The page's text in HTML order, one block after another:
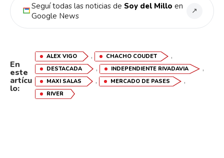
Seguí todas las noticias de Soy del Millo en
Google News
↗
En
este
artícu
lo:
ALEX VIGO , CHACHO COUDET ,
DESTACADA , INDEPENDIENTE RIVADAVIA ,
MAXI SALAS , MERCADO DE PASES ,
RIVER